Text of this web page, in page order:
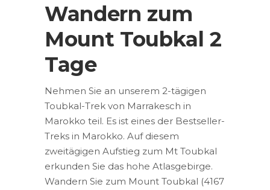
Wandern zum
Mount Toubkal 2
Tage
Nehmen Sie an unserem 2-tägigen
Toubkal-Trek von Marrakesch in
Marokko teil. Es ist eines der Bestseller-
Treks in Marokko. Auf diesem
zweitägigen Aufstieg zum Mt Toubkal
erkunden Sie das hohe Atlasgebirge.
Wandern Sie zum Mount Toubkal (4167